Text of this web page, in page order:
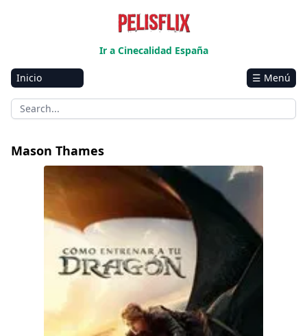
Ir a Cinecalidad España
Inicio
Amazon
Netflix
Disney+
HBO-Max
Marvel
Vix+Original
☰ Menú
Mason Thames
Cómo entrenar a tu dragón